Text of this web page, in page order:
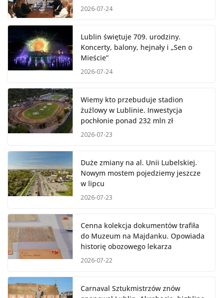
2026-07-24
Lublin świętuje 709. urodziny.
Koncerty, balony, hejnały i „Sen o
Mieście”
2026-07-24
Wiemy kto przebuduje stadion
żużlowy w Lublinie. Inwestycja
pochłonie ponad 232 mln zł
2026-07-23
Duże zmiany na al. Unii Lubelskiej.
Nowym mostem pojedziemy jeszcze
w lipcu
2026-07-23
Cenna kolekcja dokumentów trafiła
do Muzeum na Majdanku. Opowiada
historię obozowego lekarza
2026-07-22
Carnaval Sztukmistrzów znów